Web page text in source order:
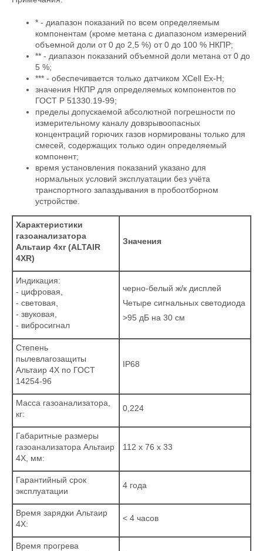
* - диапазон показаний по всем определяемым
компонентам (кроме метана с диапазоном измерений
объемной доли от 0 до 2,5 %) от 0 до 100 % НКПР;
** - диапазон показаний объемной доли метана от 0 до
5 %;
*** - обеспечивается только датчиком XCell Ex-H;
значения НКПР для определяемых компонентов по
ГОСТ Р 51330.19-99;
пределы допускаемой абсолютной погрешности по
измерительному каналу довзрывоопасных
концентраций горючих газов нормированы только для
смесей, содержащих только один определяемый
компонент;
время установления показаний указано для
нормальных условий эксплуатации без учёта
транспортного запаздывания в пробоотборном
устройстве.
Характеристики
газоанализатора
Альтаир 4хr (ALTAIR
4XR)
Значения
Индикация:
- цифровая,
- световая,
- звуковая,
- вибросигнал
черно-белый ж/к дисплей
Четыре сигнальных светодиода
>95 дБ на 30 см
Степень
пылевлагозащиты
Альтаир 4Х по ГОСТ
14254-96
IP68
Масса газоанализатора,
кг:
0,224
Габаритные размеры
газоанализатора Альтаир
4Х, мм:
112 x 76 x 33
Гарантийный срок
эксплуатации
4 года
Время зарядки Альтаир
4Х:
< 4 часов
Время прогрева